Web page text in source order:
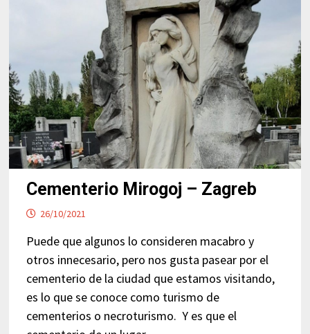
Cementerio Mirogoj – Zagreb
26/10/2021
Puede que algunos lo consideren macabro y
otros innecesario, pero nos gusta pasear por el
cementerio de la ciudad que estamos visitando,
es lo que se conoce como turismo de
cementerios o necroturismo. Y es que el